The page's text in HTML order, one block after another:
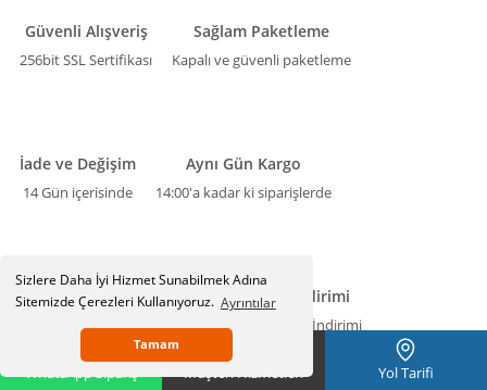
Sizlere Daha İyi Hizmet Sunabilmek Adına
Sitemizde Çerezleri Kullanıyoruz. Ayrıntılar
Tamam
Güvenli Alışveriş
256bit SSL Sertifikası
Sağlam Paketleme
Kapalı ve güvenli paketleme
İade ve Değişim
14 Gün içerisinde
Aynı Gün Kargo
14:00'a kadar ki siparişlerde
Kredi Kartına Taksit
Kredi kartlarına taksit imkanı
Havale İndirimi
Nakit/Havale İndirimi
WhatsApp Sipariş Müşteri Hizmetleri Yol Tarifi